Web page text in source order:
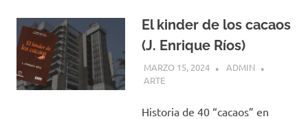
El kinder de los cacaos
(J. Enrique Ríos)
MARZO 15, 2024
ADMIN
ARTE
Historia de 40 “cacaos” en